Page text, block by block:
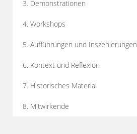
3. Demonstrationen
4. Workshops
5. Aufführungen und Inszenierungen
6. Kontext und Reflexion
7. Historisches Material
8. Mitwirkende